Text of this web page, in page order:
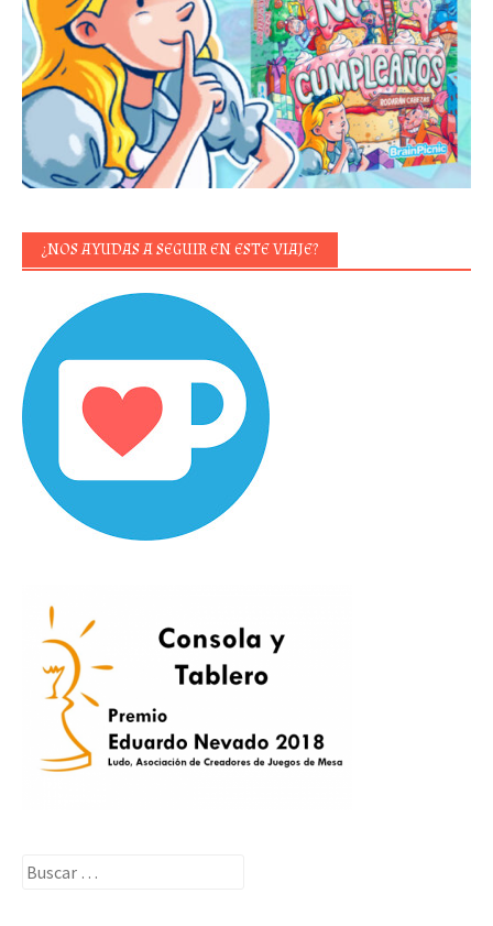
¿NOS AYUDAS A SEGUIR EN ESTE VIAJE?
Buscar: